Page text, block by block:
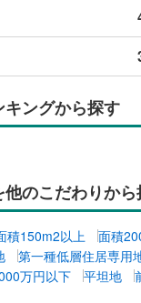
ングから探す
のこだわりか
積150m2以上 面積
第一種低層住居専用
万円以下 平坦地